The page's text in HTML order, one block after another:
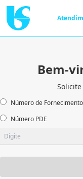
Bem-
Número de Fornecimento
Número PDE